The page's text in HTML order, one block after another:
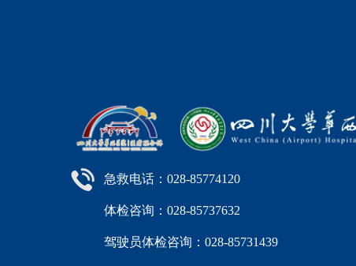
急救电话：028-85774120
体检咨询：028-85737632
驾驶员体检咨询：028-85731439